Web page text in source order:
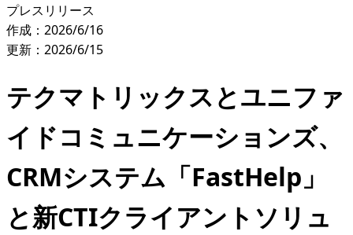
プレスリリース
作成：2026/6/16
更新：2026/6/15
テクマトリックスとユニファ
イドコミュニケーションズ、
CRMシステム「FastHelp」
と新CTIクライアントソリュ